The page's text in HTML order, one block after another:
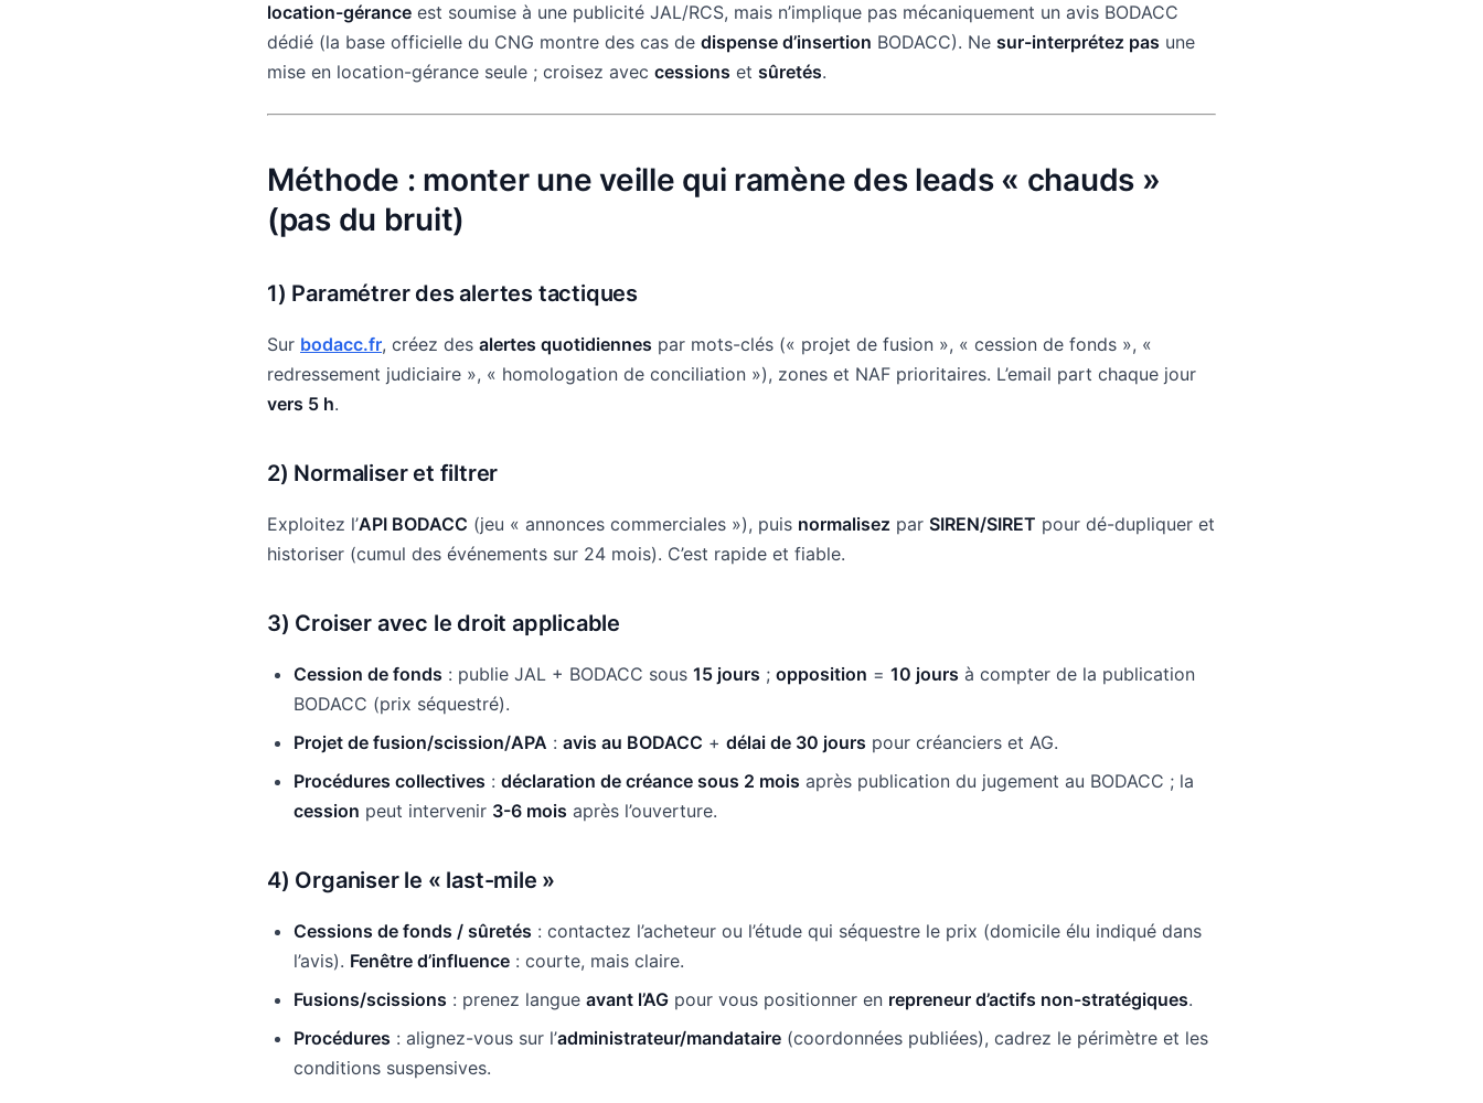
location-gérance est soumise à une publicité JAL/RCS, mais n’implique pas mécaniquement un avis BODACC
dédié (la base officielle du CNG montre des cas de dispense d’insertion BODACC). Ne sur-interprétez pas une
mise en location-gérance seule ; croisez avec cessions et sûretés.
Méthode : monter une veille qui ramène des leads « chauds »
(pas du bruit)
1) Paramétrer desalertes tactiques
Sur bodacc.fr, créez des alertes quotidiennes par mots-clés (« projet de fusion », « cession de fonds », «
redressement judiciaire », « homologation de conciliation »), zones et NAF prioritaires. L’email part chaque jour
vers 5 h.
2) Normaliser et filtrer
Exploitez l’API BODACC (jeu « annonces commerciales »), puis normalisez par SIREN/SIRET pour dé-dupliquer et
historiser (cumul des événements sur 24 mois). C’est rapide et fiable.
3) Croiser avec le droit applicable
Cession de fonds : publie JAL + BODACC sous 15 jours ; opposition = 10 jours à compter de la publication
BODACC (prix séquestré).
Projet de fusion/scission/APA : avis au BODACC + délai de 30 jours pour créanciers et AG.
Procédures collectives : déclaration de créance sous 2 mois après publication du jugement au BODACC ; la
cession peut intervenir 3-6 mois après l’ouverture.
4) Organiser le « last-mile »
Cessions de fonds / sûretés : contactez l’acheteur ou l’étude qui séquestre le prix (domicile élu indiqué dans
l’avis). Fenêtre d’influence : courte, mais claire.
Fusions/scissions : prenez langue avant l’AG pour vous positionner en repreneur d’actifs non-stratégiques.
Procédures : alignez-vous sur l’administrateur/mandataire (coordonnées publiées), cadrez le périmètre et les
conditions suspensives.